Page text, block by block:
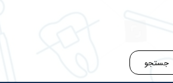
جستجو